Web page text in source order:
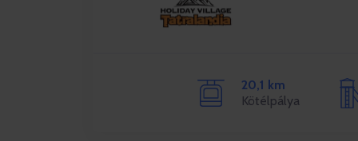
20,1 km
Kötélpálya